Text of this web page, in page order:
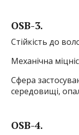
OSB-3.
Стійкість до
Механічна
Сфера
середовищі,
OSB-4.